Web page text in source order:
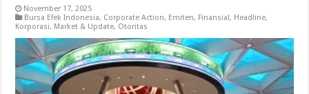
November 17, 2025
Bursa Efek Indonesia, Corporate Action, Emiten, Finansial, Headline,
Korporasi, Market & Update, Otoritas